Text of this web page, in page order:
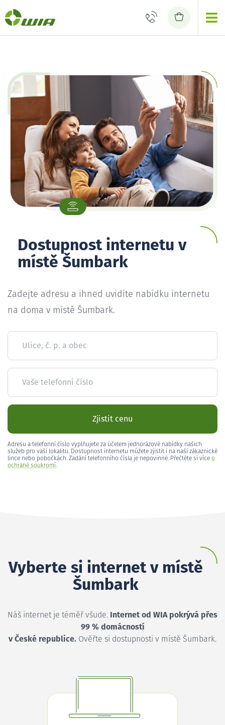
Dostupnost internetu v
místě Šumbark
Zadejte adresu a ihned uvidíte nabídku internetu
na doma v místě Šumbark.
Ulice, č. p. a obec
Vaše telefonní číslo
Zjistit cenu
Adresu a telefonní číslo vyplňujete za účelem jednorázové nabídky našich
služeb pro vaši lokalitu. Dostupnost internetu můžete zjistit i na naší zákaznické
lince nebo pobočkách. Zadání telefonního čísla je nepovinné. Přečtěte si více o
ochraně soukromí.
Vyberte si internet v místě
Šumbark
Náš internet je téměř všude. Internet od WIA pokrývá přes
99 % domácností
v České republice. Ověřte si dostupnosti v místě Šumbark.